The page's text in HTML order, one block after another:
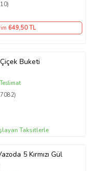
649,50 TL
Çiçek Buketi
Taksitlerle
5 Kırmızı Gül